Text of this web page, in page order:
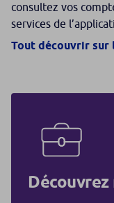
consultez vos
services de
Tout découvrir